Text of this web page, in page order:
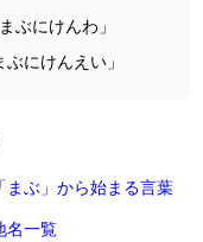
ぶにけんわ」
にけんえい」
「まぶ」から始まる言葉
名一覧